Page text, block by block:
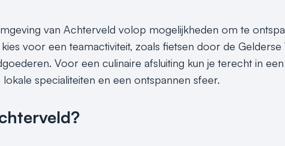
van Achterveld volop mogelijkheden om te
voor een teamactiviteit, zoals fietsen door de Gelderse
Voor een culinaire afsluiting kun je terecht in
specialiteiten en een ontspannen sfeer.